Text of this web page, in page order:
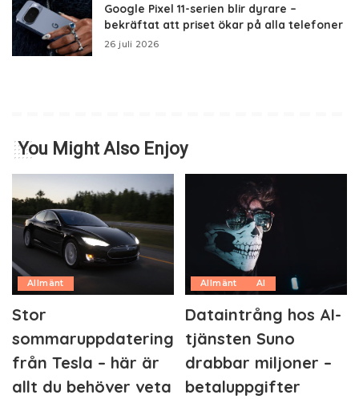
Google Pixel 11-serien blir dyrare –
bekräftat att priset ökar på alla telefoner
26 juli 2026
You Might Also Enjoy
Allmänt
Stor
sommaruppdatering
från Tesla – här är
allt du behöver veta
Allmänt AI
Dataintrång hos AI-
tjänsten Suno
drabbar miljoner –
betaluppgifter